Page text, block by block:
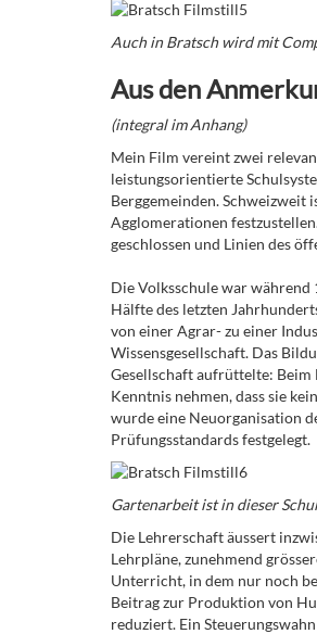
Auch in Bratsch wird mit
Aus den
(integral im Anhang)
Mein Film vereint zwei
leistungsorientierte
Berggemeinden. Schweizweit
Agglomerationen
geschlossen und Linien des
Die Volksschule war
Hälfte des letzten
von einer Agrar- zu einer
Wissensgesellschaft. Das
Gesellschaft aufrüttelte: Beim
Kenntnis nehmen, dass sie
wurde eine Neuorganisation
Prüfungsstandards festgelegt.
Gartenarbeit ist in dieser
Die Lehrerschaft äussert
Lehrpläne, zunehmend
Unterricht, in dem nur noch
Beitrag zur Produktion von
reduziert. Ein